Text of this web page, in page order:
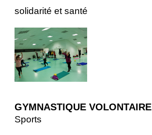
solidarité et santé
GYMNASTIQUE VOLONTAIRE
Sports